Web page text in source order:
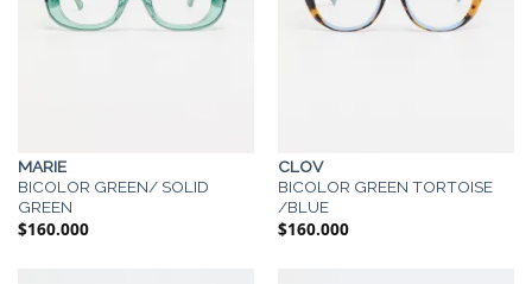
MARIE
BICOLOR GREEN/ SOLID
GREEN
$160.000
CLOV
BICOLOR GREEN TORTOISE
/BLUE
$160.000